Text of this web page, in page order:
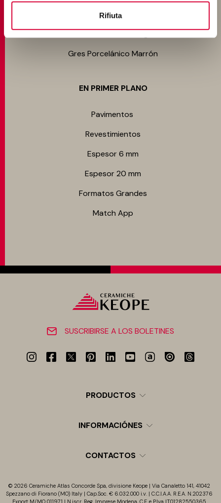
Rifiuta
Gres Porcelánico Blanco
Gres Porcelánico Marrón
EN PRIMER PLANO
Pavimentos
Revestimientos
Espesor 6 mm
Espesor 20 mm
Formatos Grandes
Match App
SUSCRIBIRSE A LOS BOLETINES
PRODUCTOS
INFORMACIÓNES
CONTACTOS
© 2026 Ceramiche Atlas Concorde Spa, divisione Keope | Via Canaletto 141, 41042
Spezzano di Fiorano (MO) Italy | Cap.Soc. € 6.032.000 i.v. | C.C.I.A.A. R.E.A. N.202376
Export M/MO 011971 | N.iscr. Reg. Imprese Modena, C.F. e P.Iva IT01282550365